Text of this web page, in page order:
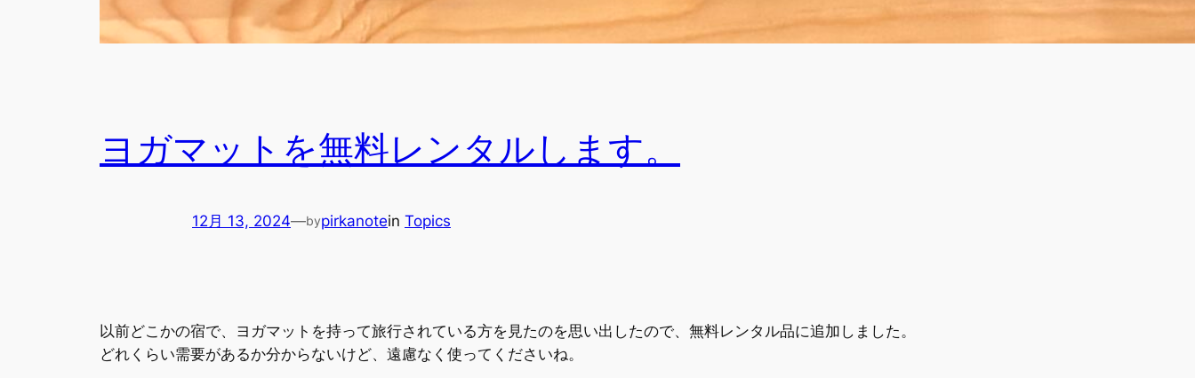
ヨガマットを無料レンタルします。
12月 13, 2024—bypirkanotein Topics
以前どこかの宿で、ヨガマットを持って旅行されている方を見たのを思い出したので、無料レンタル品に追加しました。
どれくらい需要があるか分からないけど、遠慮なく使ってくださいね。